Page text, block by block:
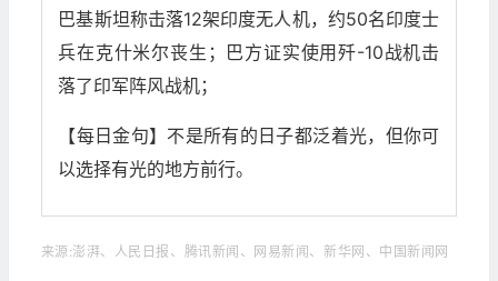
巴基斯坦称击落12架印度无人机，约50名印度士
兵在克什米尔丧生；巴方证实使用歼-10战机击
落了印军阵风战机；
【每日金句】不是所有的日子都泛着光，但你可
以选择有光的地方前行。
来源:澎湃、人民日报、腾讯新闻、网易新闻、新华网、中国新闻网